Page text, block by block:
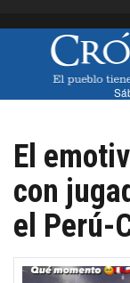
El
con
el Perú-